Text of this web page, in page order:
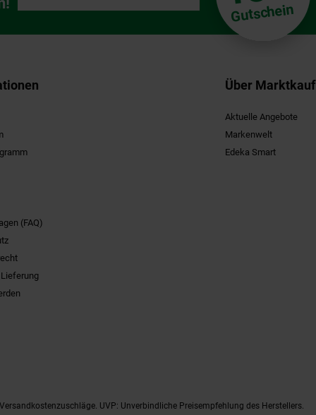
Gutschein
(FAQ)
Über Marktkauf
Aktuelle Angebote
Markenwelt
Edeka Smart
UVP: Unverbindliche Preisempfehlung des Herstellers.